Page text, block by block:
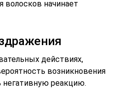
начинает
действиях,
возникновения
негативную реакцию.